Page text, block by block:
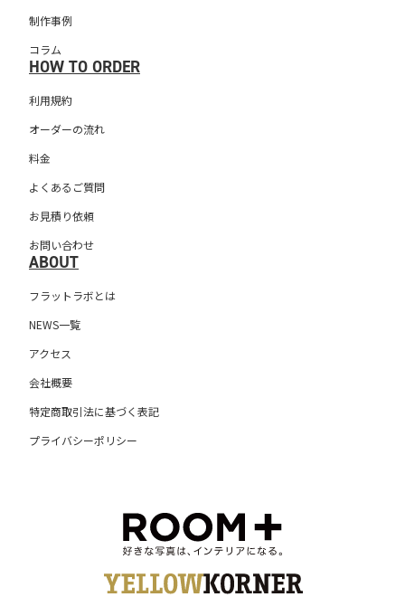
制作事例
コラム
HOW TO ORDER
利用規約
オーダーの流れ
料金
よくあるご質問
お見積り依頼
お問い合わせ
ABOUT
フラットラボとは
NEWS一覧
アクセス
会社概要
特定商取引法に基づく表記
プライバシーポリシー